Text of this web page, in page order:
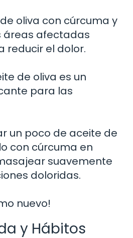
oliva con cúrcuma y
áreas afectadas
reducir el dolor.
de oliva es un
para las
un poco de aceite de
con cúrcuma en
suavemente
doloridas.
nuevo!
y Hábitos